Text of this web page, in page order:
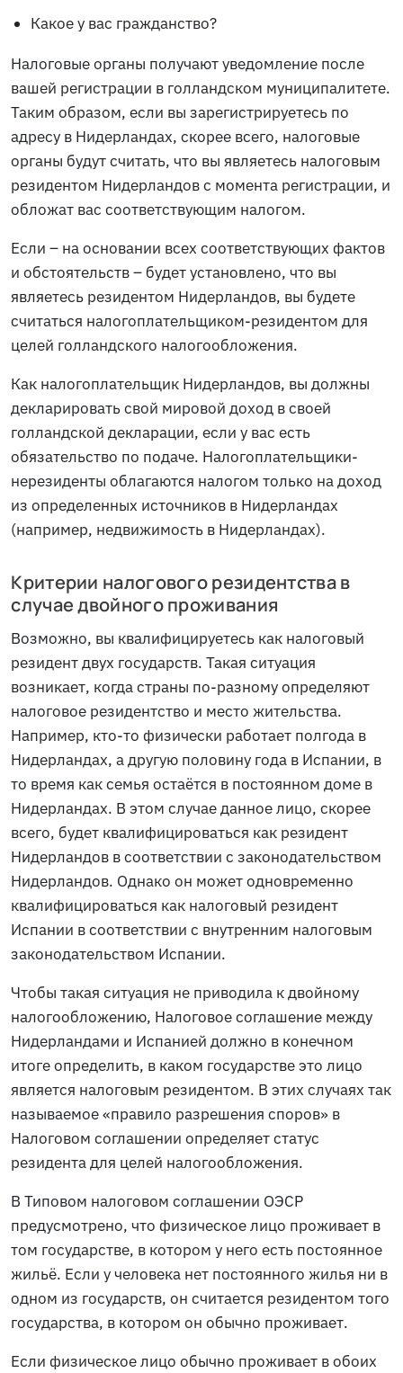
Какое у вас гражданство?
Налоговые органы получают уведомление после
вашей регистрации в голландском муниципалитете.
Таким образом, если вы зарегистрируетесь по
адресу в Нидерландах, скорее всего, налоговые
органы будут считать, что вы являетесь налоговым
резидентом Нидерландов с момента регистрации, и
обложат вас соответствующим налогом.
Если – на основании всех соответствующих фактов
и обстоятельств – будет установлено, что вы
являетесь резидентом Нидерландов, вы будете
считаться налогоплательщиком-резидентом для
целей голландского налогообложения.
Как налогоплательщик Нидерландов, вы должны
декларировать свой мировой доход в своей
голландской декларации, если у вас есть
обязательство по подаче. Налогоплательщики-
нерезиденты облагаются налогом только на доход
из определенных источников в Нидерландах
(например, недвижимость в Нидерландах).
Критерии налогового резидентства в
случае двойного проживания
Возможно, вы квалифицируетесь как налоговый
резидент двух государств. Такая ситуация
возникает, когда страны по-разному определяют
налоговое резидентство и место жительства.
Например, кто-то физически работает полгода в
Нидерландах, а другую половину года в Испании, в
то время как семья остаётся в постоянном доме в
Нидерландах. В этом случае данное лицо, скорее
всего, будет квалифицироваться как резидент
Нидерландов в соответствии с законодательством
Нидерландов. Однако он может одновременно
квалифицироваться как налоговый резидент
Испании в соответствии с внутренним налоговым
законодательством Испании.
Чтобы такая ситуация не приводила к двойному
налогообложению, Налоговое соглашение между
Нидерландами и Испанией должно в конечном
итоге определить, в каком государстве это лицо
является налоговым резидентом. В этих случаях так
называемое «правило разрешения споров» в
Налоговом соглашении определяет статус
резидента для целей налогообложения.
В Типовом налоговом соглашении ОЭСР
предусмотрено, что физическое лицо проживает в
том государстве, в котором у него есть постоянное
жильё. Если у человека нет постоянного жилья ни в
одном из государств, он считается резидентом того
государства, в котором он обычно проживает.
Если физическое лицо обычно проживает в обоих